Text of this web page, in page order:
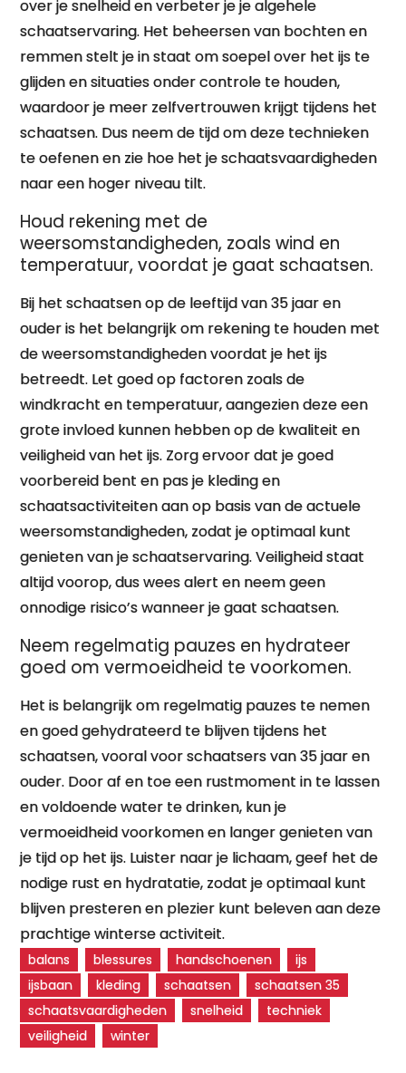
over je snelheid en verbeter je je algehele
schaatservaring. Het beheersen van bochten en
remmen stelt je in staat om soepel over het ijs te
glijden en situaties onder controle te houden,
waardoor je meer zelfvertrouwen krijgt tijdens het
schaatsen. Dus neem de tijd om deze technieken
te oefenen en zie hoe het je schaatsvaardigheden
naar een hoger niveau tilt.
Houd rekening met de
weersomstandigheden, zoals wind en
temperatuur, voordat je gaat schaatsen.
Bij het schaatsen op de leeftijd van 35 jaar en
ouder is het belangrijk om rekening te houden met
de weersomstandigheden voordat je het ijs
betreedt. Let goed op factoren zoals de
windkracht en temperatuur, aangezien deze een
grote invloed kunnen hebben op de kwaliteit en
veiligheid van het ijs. Zorg ervoor dat je goed
voorbereid bent en pas je kleding en
schaatsactiviteiten aan op basis van de actuele
weersomstandigheden, zodat je optimaal kunt
genieten van je schaatservaring. Veiligheid staat
altijd voorop, dus wees alert en neem geen
onnodige risico’s wanneer je gaat schaatsen.
Neem regelmatig pauzes en hydrateer
goed om vermoeidheid te voorkomen.
Het is belangrijk om regelmatig pauzes te nemen
en goed gehydrateerd te blijven tijdens het
schaatsen, vooral voor schaatsers van 35 jaar en
ouder. Door af en toe een rustmoment in te lassen
en voldoende water te drinken, kun je
vermoeidheid voorkomen en langer genieten van
je tijd op het ijs. Luister naar je lichaam, geef het de
nodige rust en hydratatie, zodat je optimaal kunt
blijven presteren en plezier kunt beleven aan deze
prachtige winterse activiteit.
balans blessures handschoenen
ijs
ijsbaan
kleding schaatsen
schaatsen 35
schaatsvaardigheden
snelheid
techniek
veiligheid
winter